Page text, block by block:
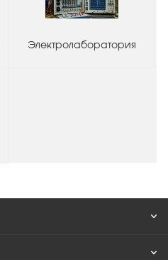
Электролаборатория